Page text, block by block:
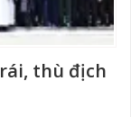
thù địch